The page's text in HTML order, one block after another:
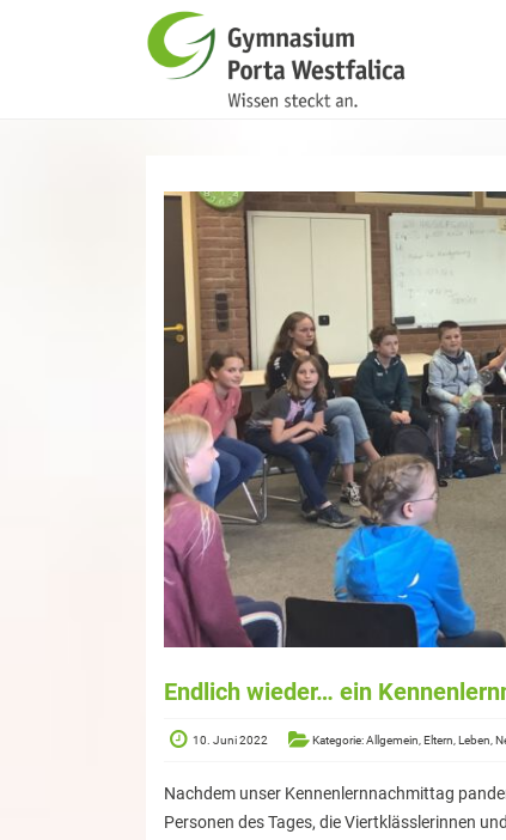
Endlich wieder… ein
10. Juni 2022 Kategorie: Allgemein, Eltern, Leben,
Nachdem unser Kennenlernnachmittag
Personen des Tages, die Viertklässlerinnen